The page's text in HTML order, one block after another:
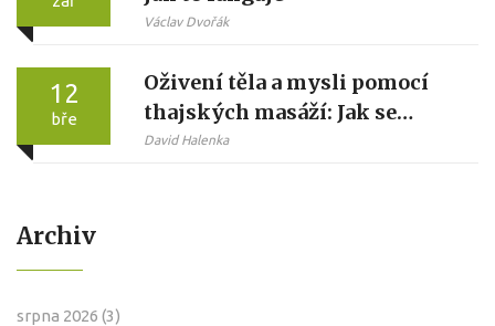
Václav Dvořák
12
bře
Oživení těla a mysli pomocí
thajských masáží: Jak se
vrátit k rovnováze
David Halenka
Archiv
srpna 2026 (3)